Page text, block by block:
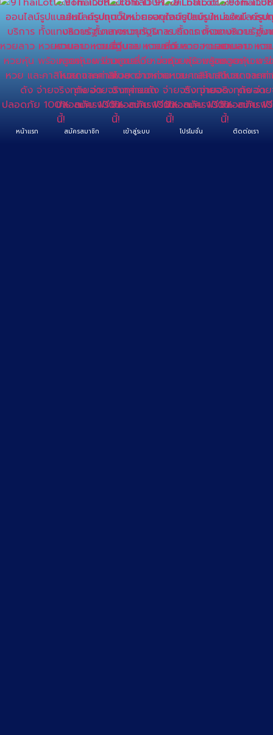
หน้าแรก สมัครสมาชิก เข้าสู่ระบบ โปรโมชั่น ติดต่อเรา